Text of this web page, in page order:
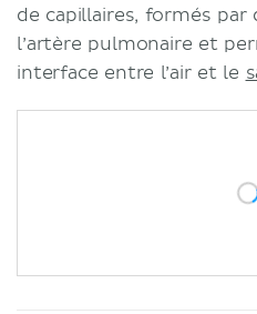
de capillaires, formés
l’artère pulmonaire et
interface entre l’air et le